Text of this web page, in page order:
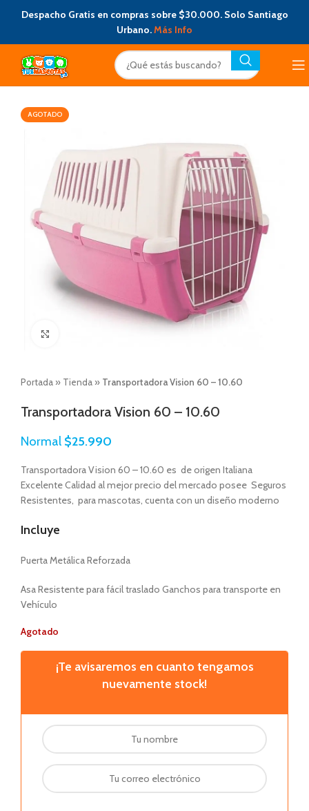
Despacho Gratis en compras sobre $30.000. Solo Santiago
Urbano.Más Info
AGOTADO
Portada » Tienda » Transportadora Vision 60 – 10.60
Transportadora Vision 60 – 10.60
Normal $25.990
Transportadora Vision 60 – 10.60 es de origen Italiana
Excelente Calidad al mejor precio del mercado posee Seguros
Resistentes, para mascotas, cuenta con un diseño moderno
Incluye
Puerta Metálica Reforzada
Asa Resistente para fácil traslado Ganchos para transporte en
Vehículo
Agotado
¡Te avisaremos en cuanto tengamos
nuevamente stock!